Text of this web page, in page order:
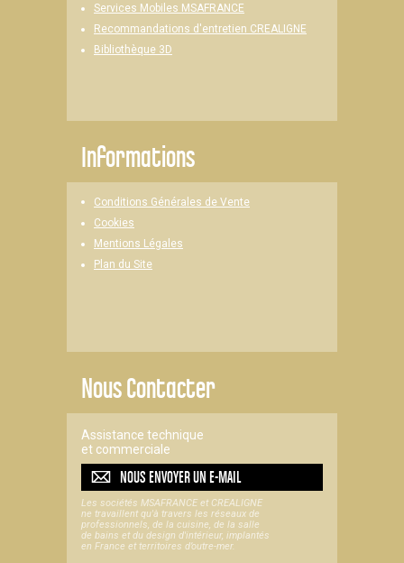
Services Mobiles MSAFRANCE
Recommandations d'entretien CREALIGNE
Bibliothèque 3D
Informations
Conditions Générales de Vente
Cookies
Mentions Légales
Plan du Site
Nous Contacter
Assistance technique
et commerciale
NOUS ENVOYER UNE-MAIL
Les sociétés MSAFRANCE et CREALIGNE
ne travaillent qu'à travers les réseaux de
professionnels, de la cuisine, de la salle
de bains et du design d'intérieur, implantés
en France et territoires d’outre-mer.